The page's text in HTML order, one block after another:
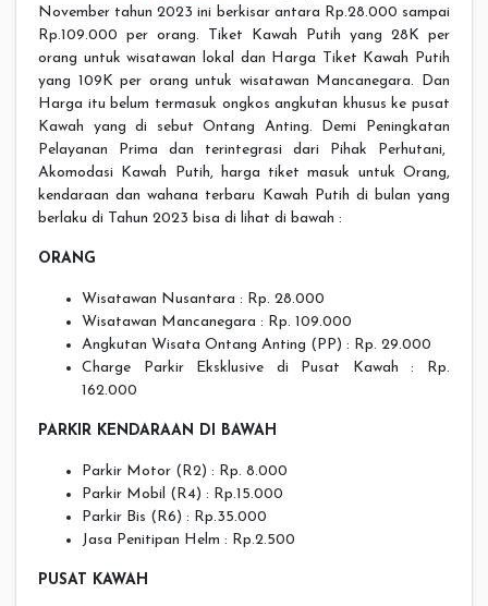
November tahun 2023 ini berkisar antara Rp.28.000 sampai
Rp.109.000 per orang. Tiket Kawah Putih yang 28K per
orang untuk wisatawan lokal dan Harga Tiket Kawah Putih
yang 109K per orang untuk wisatawan Mancanegara. Dan
Harga itu belum termasuk ongkos angkutan khusus ke pusat
Kawah yang di sebut Ontang Anting. Demi Peningkatan
Pelayanan Prima dan terintegrasi dari Pihak Perhutani,
Akomodasi Kawah Putih, harga tiket masuk untuk Orang,
kendaraan dan wahana terbaru Kawah Putih di bulan yang
berlaku di Tahun 2023 bisa di lihat di bawah :
ORANG
Wisatawan Nusantara : Rp. 28.000
Wisatawan Mancanegara : Rp. 109.000
Angkutan Wisata Ontang Anting (PP) : Rp. 29.000
Charge Parkir Eksklusive di Pusat Kawah : Rp.
162.000
PARKIR KENDARAAN DI BAWAH
Parkir Motor (R2) : Rp. 8.000
Parkir Mobil (R4) : Rp.15.000
Parkir Bis (R6) : Rp.35.000
Jasa Penitipan Helm : Rp.2.500
PUSAT KAWAH